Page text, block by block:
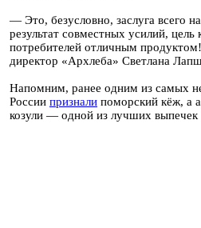
— Это, безусловно, заслуга всего
результат совместных усилий,
потребителей отличным
директор «Архлеба» Светлана
Напомним, ранее одним из самых
России признали поморский кёж, а
козули — одной из лучших выпечек